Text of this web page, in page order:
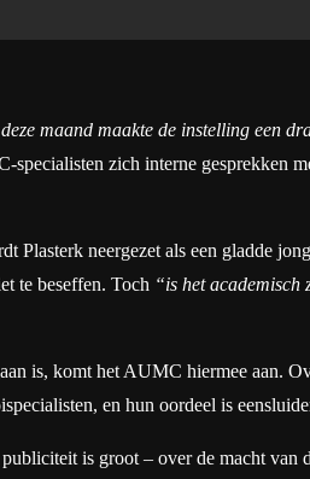
maand maakte de instelling een
specialisten zich interne gesprekken
neergezet als een gladde
te beseffen. Toch “is het academisch
is, komt het AUMC hiermee aan.
en hun oordeel is
is groot – over de macht van